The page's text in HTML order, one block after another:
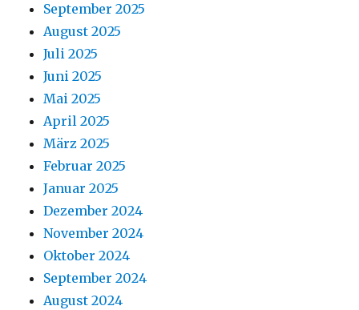
September 2025
August 2025
Juli 2025
Juni 2025
Mai 2025
April 2025
März 2025
Februar 2025
Januar 2025
Dezember 2024
November 2024
Oktober 2024
September 2024
August 2024